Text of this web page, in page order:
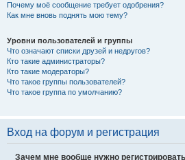
Почему моё сообщение требует одобрения?
Как мне вновь поднять мою тему?
Уровни пользователей и группы
Что означают списки друзей и недругов?
Кто такие администраторы?
Кто такие модераторы?
Что такое группы пользователей?
Что такое группа по умолчанию?
Вход на форум и регистрация
Зачем мне вообще нужно